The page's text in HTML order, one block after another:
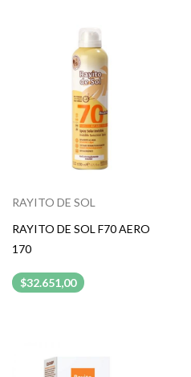
RAYITO DE SOL
RAYITO DE SOL F70 AERO
170
$32.651,00